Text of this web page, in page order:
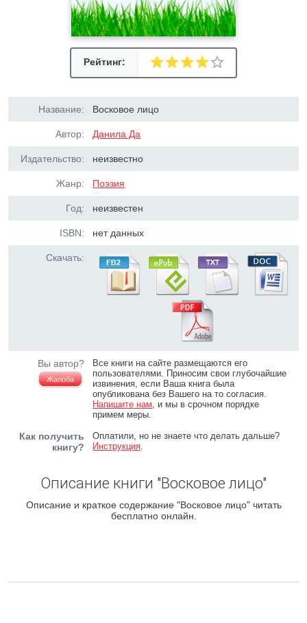
Рейтинг:
Название: Восковое лицо
Автор: Данила Да
Издательство: неизвестно
Жанр: Поэзия
Год: неизвестен
ISBN: нет данных
Скачать:
Вы автор?
Жалоба
Все книги на сайте размещаются его
пользователями. Приносим свои глубочайшие
извинения, если Ваша книга была
опубликована без Вашего на то согласия.
Напишите нам, и мы в срочном порядке
примем меры.
Как получить
книгу?
Оплатили, но не знаете что делать дальше?
Инструкция.
Описание книги "Восковое лицо"
Описание и краткое содержание "Восковое лицо" читать
бесплатно онлайн.